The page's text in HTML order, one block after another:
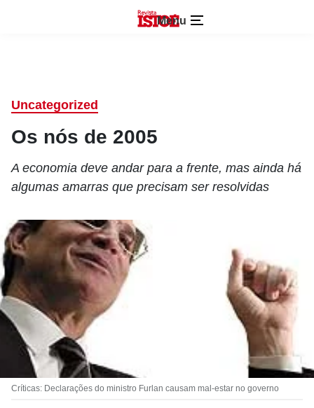
Menu
Uncategorized
Os nós de 2005
A economia deve andar para a frente, mas ainda há
algumas amarras que precisam ser resolvidas
Críticas: Declarações do ministro Furlan causam mal-estar no governo